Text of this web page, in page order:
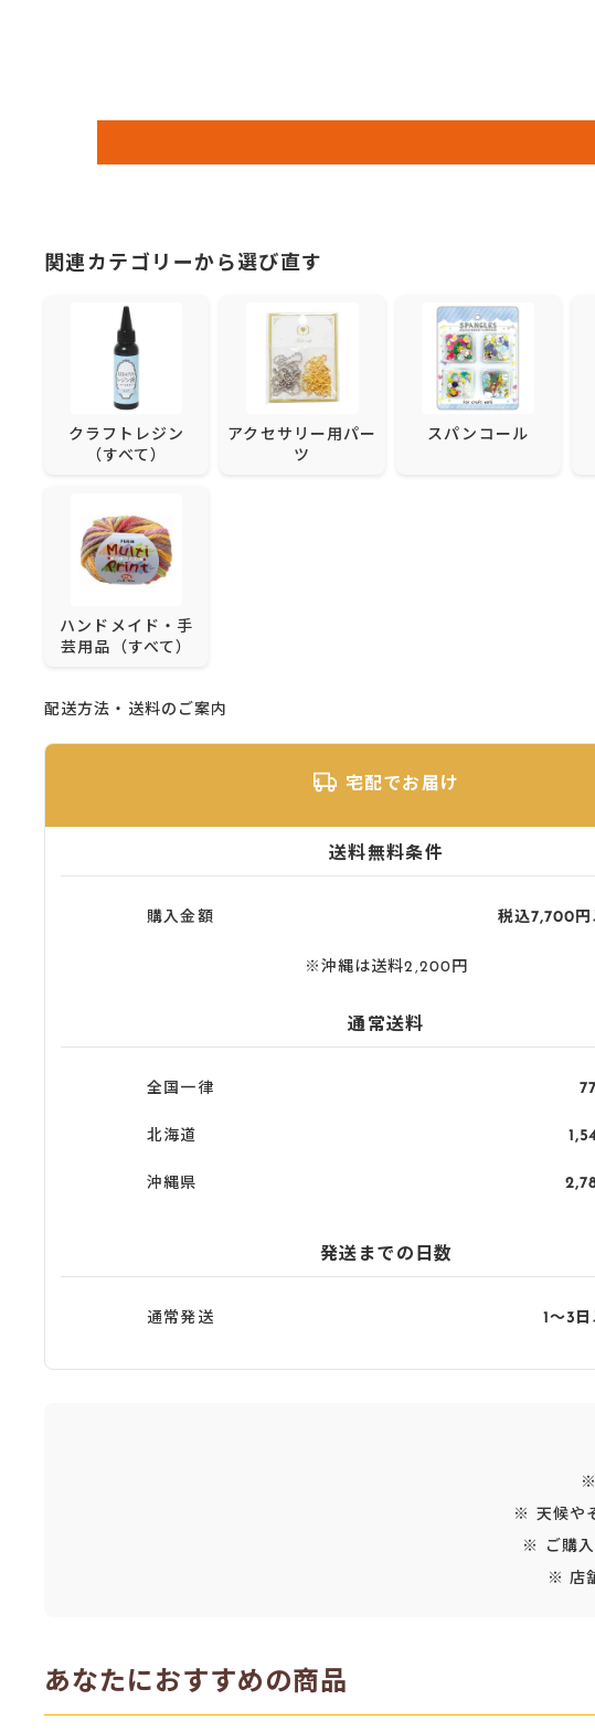
関連カテゴリーから選び直す
クラフトレジン
（すべて）
アクセサリー用パー
ツ
スパンコール
ハンドメイド・手
芸用品（すべて）
配送方法・送料のご案内
宅配でお届け
送料無料条件
購入金額 税込7,700円
※沖縄は送料2,200円
通常送料
全国一律
北海道
沖縄県
発送までの日数
通常発送 1〜3
※
※ 天候や
※ ご購入
※ 店
あなたにおすすめの商品